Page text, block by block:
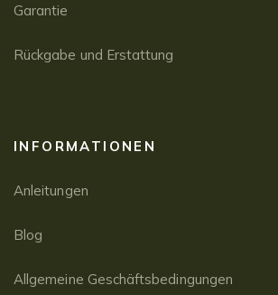
Garantie
Rückgabe und Erstattung
INFORMATIONEN
Anleitungen
Blog
Allgemeine Geschäftsbedingungen